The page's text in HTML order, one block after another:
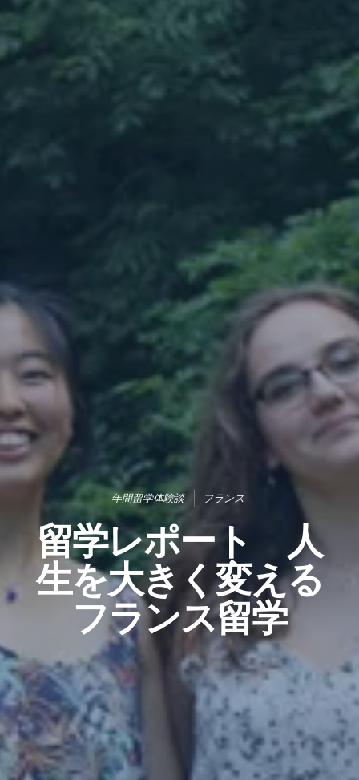
年間留学体験談 フランス
留学レポート 人
生を大きく変える
フランス留学